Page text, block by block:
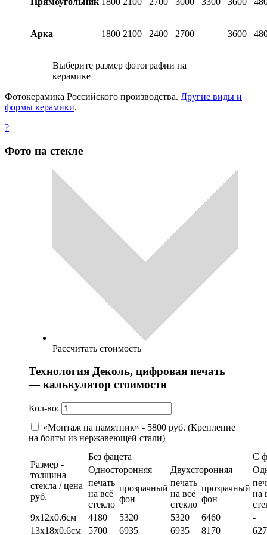
Арка 1800 2100 2400 2700 3600
Выберите размер фотографии на
керамике
Фотокерамика Российского производства. Другие виды и
формы керамики.
?
Фото на стекле
Рассчитать стоимость
Технология Деколь, цифровая печать
— калькулятор стоимости
Кол-во:
«Монтаж на памятник» - 5800 руб. (Крепление
на болты из нержавеющей стали)
Размер -
толщина
стекла / цена
руб.
Без фацета
С
Односторонняя
Двухсторонняя
печать
на всё
стекло
прозрачный
фон
печать
на всё
стекло
прозрачный
фон
на
9х12х0.6см
4180 5320 5320 6460
-
13х18х0.6см
5700 6935 6935 8170